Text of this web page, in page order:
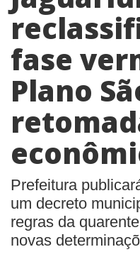
CONTATO
ANUNCIE
fase
Plano
Prefeitura
um decreto
regras da
novas